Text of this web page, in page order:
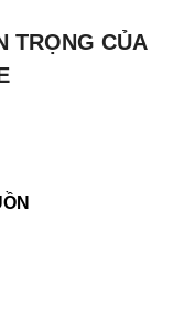
TRỌNG CỦA